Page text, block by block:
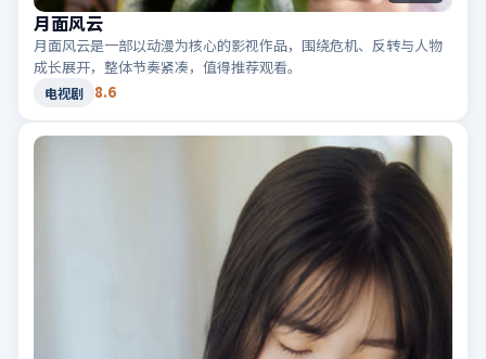
月面风云
月面风云是一部以动漫为核心的影视作品，围绕危机、反转与人物
成长展开，整体节奏紧凑，值得推荐观看。
电视剧 8.6